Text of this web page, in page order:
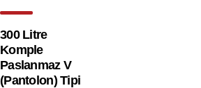
300 Litre
Komple
Paslanmaz V
(Pantolon) Tipi